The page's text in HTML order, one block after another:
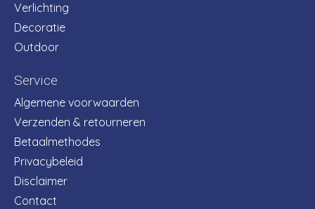
Verlichting
Decoratie
Outdoor
Service
Algemene voorwaarden
Verzenden & retourneren
Betaalmethodes
Privacybeleid
Disclaimer
Contact